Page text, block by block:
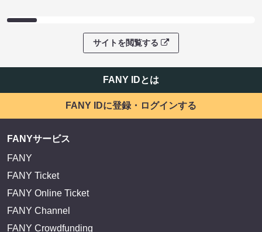
サイトを閲覧する
FANY IDとは
FANY IDに登録・ログインする
FANYサービス
FANY
FANY Ticket
FANY Online Ticket
FANY Channel
FANY Crowdfunding